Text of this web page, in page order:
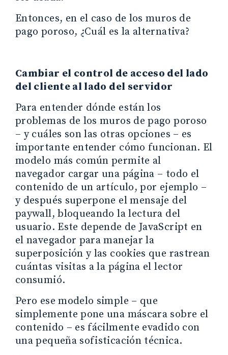
Entonces, en el caso de los muros de
pago poroso, ¿Cuál es la alternativa?
Cambiar el control de acceso del lado
del cliente al lado del servidor
Para entender dónde están los
problemas de los muros de pago poroso
– y cuáles son las otras opciones – es
importante entender cómo funcionan. El
modelo más común permite al
navegador cargar una página – todo el
contenido de un artículo, por ejemplo –
y después superpone el mensaje del
paywall, bloqueando la lectura del
usuario. Este depende de JavaScript en
el navegador para manejar la
superposición y las cookies que rastrean
cuántas visitas a la página el lector
consumió.
Pero ese modelo simple – que
simplemente pone una máscara sobre el
contenido – es fácilmente evadido con
una pequeña sofisticación técnica.